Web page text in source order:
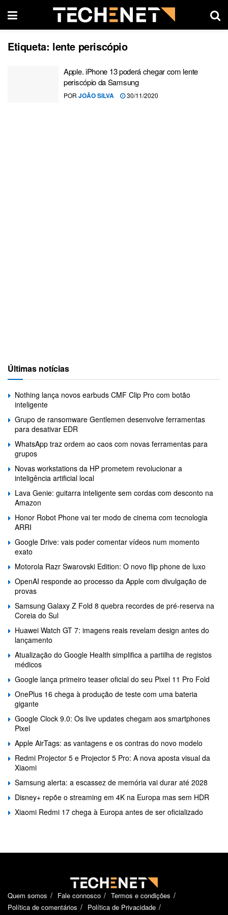
Etiqueta: lente periscópio
Apple. iPhone 13 poderá chegar com lente
periscópio da Samsung
POR JOÃO SILVA 30/11/2020
Últimas notícias
Nothing lança novos earbuds CMF Clip Pro com botão
inteligente
Grupo de ransomware Gentlemen desenvolve ferramentas
para desativar EDR
WhatsApp traz ordem ao caos com novas ferramentas para
grupos
Novas workstations da HP prometem revolucionar a
inteligência artificial local
Lava Genie: guitarra inteligente sem cordas com desconto na
Amazon
Honor Robot Phone vai ter modo de cinema com tecnologia
ARRI
Google Drive: vais poder comentar vídeos num momento
exato
Motorola Razr Swarovski Edition: O novo flip phone de luxo
OpenAI responde ao processo da Apple com divulgação de
provas
Samsung Galaxy Z Fold 8 quebra recordes de pré-reserva na
Coreia do Sul
Huawei Watch GT 7: imagens reais revelam design antes do
lançamento
Atualização do Google Health simplifica a partilha de registos
médicos
Google lança primeiro teaser oficial do seu Pixel 11 Pro Fold
OnePlus 16 chega à produção de teste com uma bateria
gigante
Google Clock 9.0: Os live updates chegam aos smartphones
Pixel
Apple AirTags: as vantagens e os contras do novo modelo
Redmi Projector 5 e Projector 5 Pro: A nova aposta visual da
Xiaomi
Samsung alerta: a escassez de memória vai durar até 2028
Disney+ repõe o streaming em 4K na Europa mas sem HDR
Xiaomi Redmi 17 chega à Europa antes de ser oficializado
Quem somos Fale connosco
Termos e condições
Política de comentários
Política de Privacidade